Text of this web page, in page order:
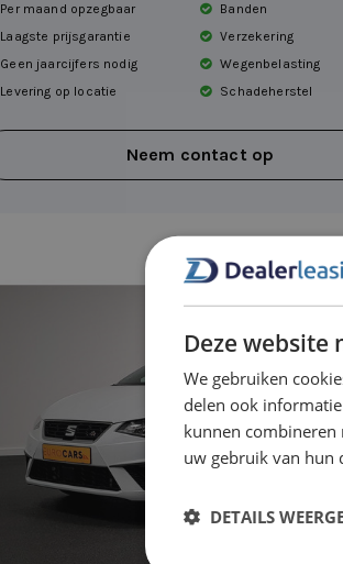
Per maand opzegbaar
Laagste prijsgarantie
Geen jaarcijfers nodig
Levering op locatie
Banden
Verzekering
Wegenbelasting
Schadeherstel
Neem contact op
Deze website
We gebruiken
delen ook
kunnen
uw gebruik van hun
DETAILS